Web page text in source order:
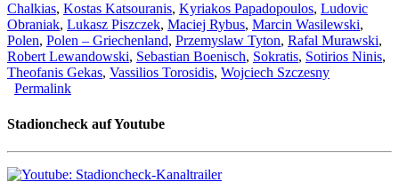
Chalkias, Kostas Katsouranis, Kyriakos Papadopoulos, Ludovic
Obraniak, Lukasz Piszczek, Maciej Rybus, Marcin Wasilewski,
Polen, Polen – Griechenland, Przemyslaw Tyton, Rafal Murawski,
Robert Lewandowski, Sebastian Boenisch, Sokratis, Sotirios Ninis,
Theofanis Gekas, Vassilios Torosidis, Wojciech Szczesny
Permalink
Stadioncheck auf Youtube